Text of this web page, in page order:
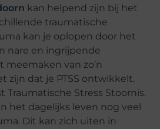
kan helpend zijn bij het
traumatische
kan je oplopen door het
nare en ingrijpende
meemaken van zo’n
zijn dat je PTSS ontwikkelt.
Traumatische Stress Stoornis.
het dagelijks leven nog veel
Dit kan zich uiten in